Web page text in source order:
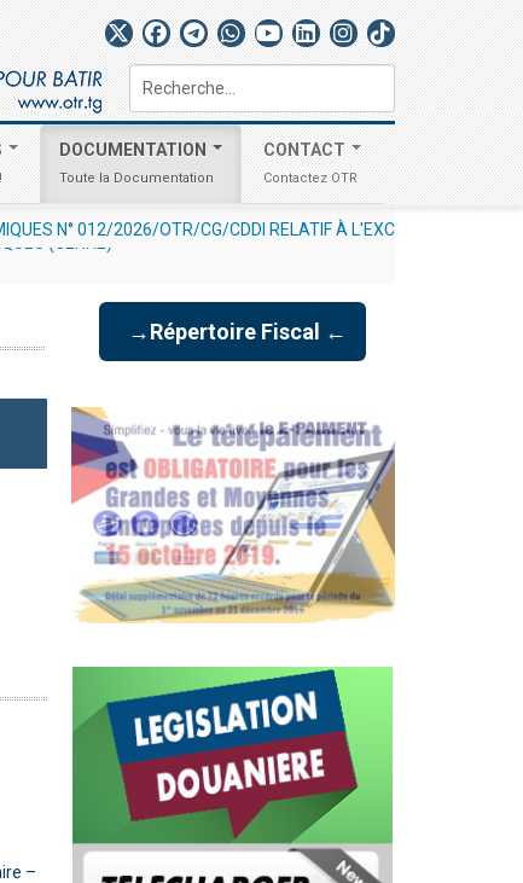
Rechercher
DOCUMENTATION
Toute la Documentation
CONTACT
Contactez OTR
À UN UNIQUE CHARGEMENT-mercredi, 29 juillet 2026
(GENRE)
–
→Répertoire Fiscal ←